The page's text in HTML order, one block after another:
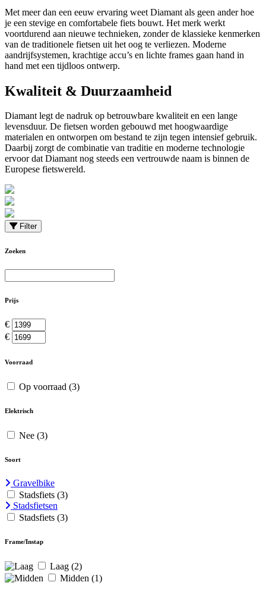
Met meer dan een eeuw ervaring weet Diamant als geen ander hoe
je een stevige en comfortabele fiets bouwt. Het merk werkt
voortdurend aan nieuwe technieken, zonder de klassieke kenmerken
van de traditionele fietsen uit het oog te verliezen. Moderne
aandrijfsystemen, krachtige accu’s en lichte frames gaan hand in
hand met een tijdloos ontwerp.
Kwaliteit & Duurzaamheid
Diamant legt de nadruk op betrouwbare kwaliteit en een lange
levensduur. De fietsen worden gebouwd met hoogwaardige
materialen en ontworpen om bestand te zijn tegen intensief gebruik.
Daarbij zorgt de combinatie van traditie en moderne technologie
ervoor dat Diamant nog steeds een vertrouwde naam is binnen de
Europese fietswereld.
Filter
Zoeken
Prijs
€
€
Voorraad
Op voorraad (3)
Elektrisch
Nee (3)
Soort
Gravelbike
Stadsfiets (3)
Stadsfietsen
Stadsfiets (3)
Frame/Instap
Laag (2)
Midden (1)